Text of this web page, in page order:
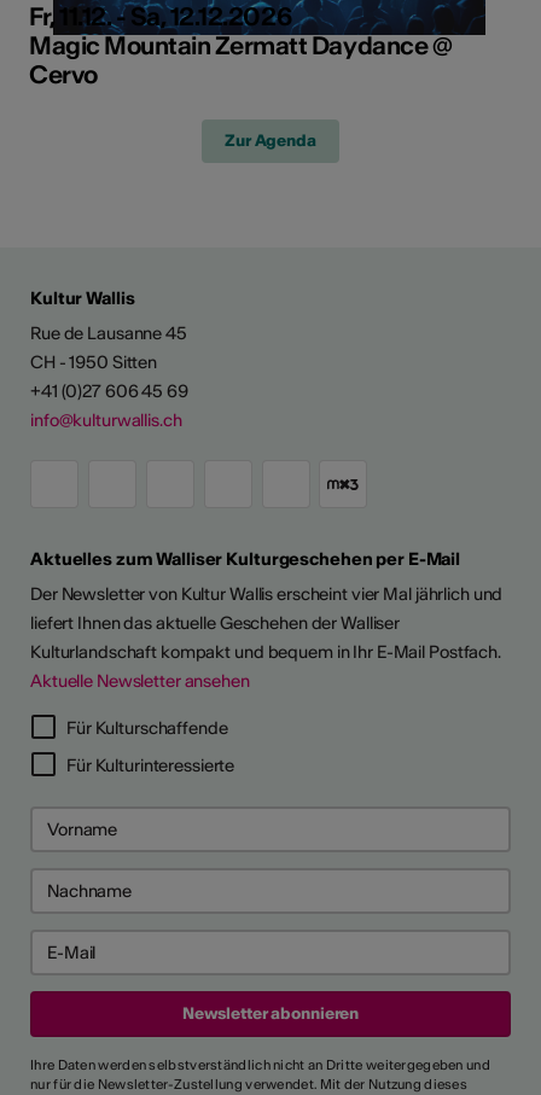
Fr, 11.12. - Sa, 12.12.2026
Magic Mountain Zermatt Daydance @
Cervo
Zur Agenda
Kultur Wallis
Rue de Lausanne 45
CH - 1950 Sitten
+41 (0)27 606 45 69
info@kulturwallis.ch
Aktuelles zum Walliser Kulturgeschehen per E-Mail
Der Newsletter von Kultur Wallis erscheint vier Mal jährlich und
liefert Ihnen das aktuelle Geschehen der Walliser
Kulturlandschaft kompakt und bequem in Ihr E-Mail Postfach.
Aktuelle Newsletter ansehen
Für Kulturschaffende
Für Kulturinteressierte
Ihre Daten werden selbstverständlich nicht an Dritte weitergegeben und
nur für die Newsletter-Zustellung verwendet. Mit der Nutzung dieses